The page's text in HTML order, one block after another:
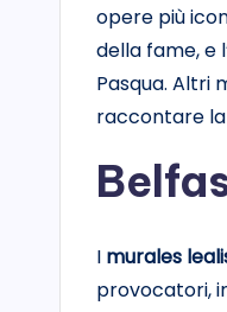
opere più
della fame, e
Pasqua. Altri
raccontare la
I murales
provocatori,